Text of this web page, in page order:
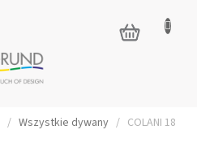
KOSZYK
/ Wszystkie dywany / COLANI 18